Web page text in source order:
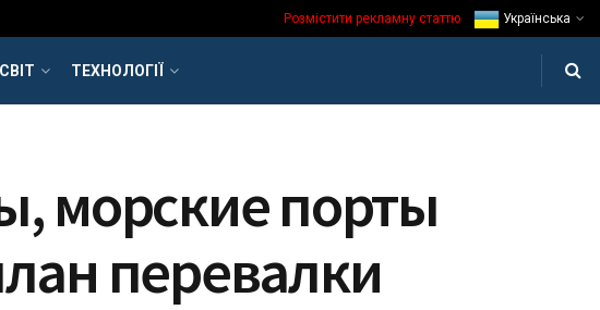
Розмістити рекламну статтю Українська
СВІТ ТЕХНОЛОГІЇ
морские порты
перевалки